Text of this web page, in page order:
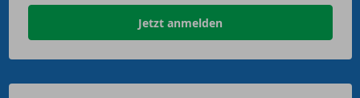
Jetzt anmelden